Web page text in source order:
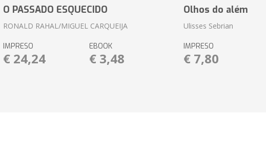
O PASSADO ESQUECIDO
RONALD RAHAL/MIGUEL CARQUEIJA
IMPRESO
€ 24,24
EBOOK
€ 3,48
Olhos do além
Ulisses Sebrian
IMPRESO
€ 7,80